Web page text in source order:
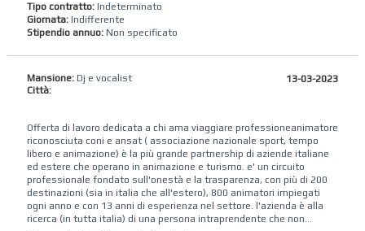
Tipo contratto:Indeterminato
Giornata: Indifferente
Stipendio annuo: Non specificato
Mansione:Dj e vocalist
Città:
13-03-2023
Offerta di lavoro dedicata a chi ama viaggiare professioneanimatore
riconosciuta coni e ansat ( associazione nazionale sport, tempo
libero e animazione) è la più grande partnership di aziende italiane
ed estere che operano in animazione e turismo. e' un circuito
professionale fondato sull'onestà e la trasparenza, con più di 200
destinazioni (sia in italia che all'estero), 800 animatori impiegati
ogni anno e con 13 anni di esperienza nel settore. l'azienda è alla
ricerca (in tutta italia) di una persona intraprendente che non...